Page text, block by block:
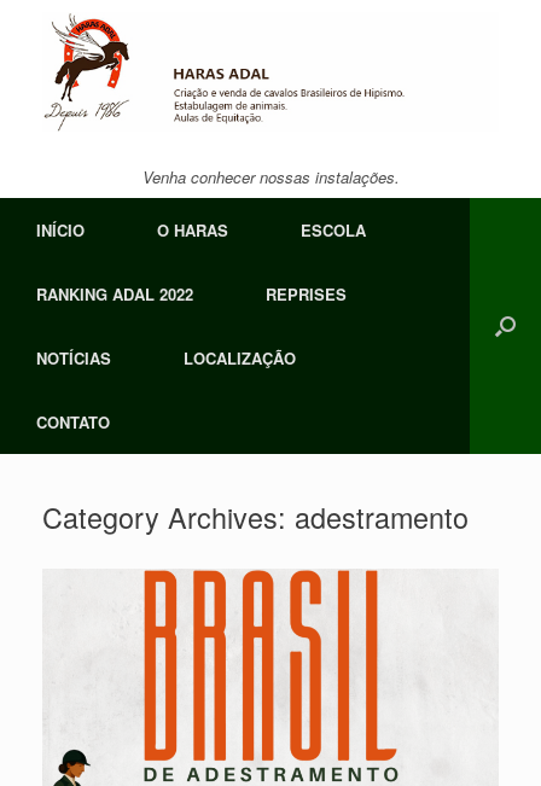
Venha conhecer nossas instalações.
INÍCIO O HARAS ESCOLA
RANKING ADAL 2022 REPRISES
NOTÍCIAS LOCALIZAÇÃO
CONTATO
Category Archives: adestramento